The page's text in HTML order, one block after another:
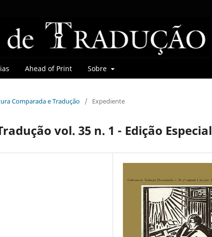
Ahead of Print Sobre
Comparada e Tradução / Expediente
vol. 35 n. 1 - Edição Especial